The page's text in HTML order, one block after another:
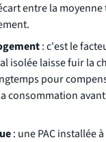
entre la
: c'est le
isolée laisse fuir la
pour
consommation
: une PAC installée